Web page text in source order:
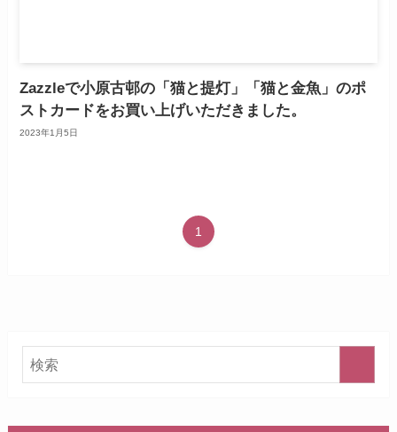
Zazzleで小原古邨の「猫と提灯」「猫と金魚」のポ
ストカードをお買い上げいただきました。
2023年1月5日
1